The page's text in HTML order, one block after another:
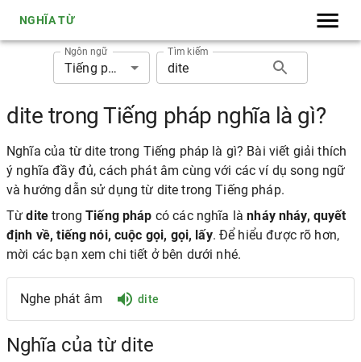
NGHĨA TỪ
Ngôn ngữ
Tiếng pháp
Tìm kiếm
dite trong Tiếng pháp nghĩa là gì?
Nghĩa của từ dite trong Tiếng pháp là gì? Bài viết giải thích
ý nghĩa đầy đủ, cách phát âm cùng với các ví dụ song ngữ
và hướng dẫn sử dụng từ dite trong Tiếng pháp.
Từdite trongTiếng pháp có các nghĩa lànháy nháy, quyết
định về, tiếng nói, cuộc gọi, gọi, lấy. Để hiểu được rõ hơn,
mời các bạn xem chi tiết ở bên dưới nhé.
Nghe phát âm dite
Nghĩa của từ dite